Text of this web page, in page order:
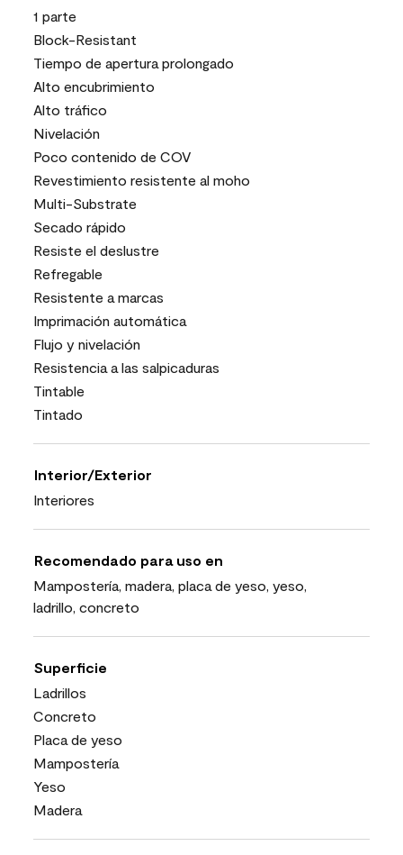
1 parte
Block-Resistant
Tiempo de apertura prolongado
Alto encubrimiento
Alto tráfico
Nivelación
Poco contenido de COV
Revestimiento resistente al moho
Multi-Substrate
Secado rápido
Resiste el deslustre
Refregable
Resistente a marcas
Imprimación automática
Flujo y nivelación
Resistencia a las salpicaduras
Tintable
Tintado
Interior/Exterior
Interiores
Recomendado para uso en
Mampostería, madera, placa de yeso, yeso,
ladrillo, concreto
Superficie
Ladrillos
Concreto
Placa de yeso
Mampostería
Yeso
Madera